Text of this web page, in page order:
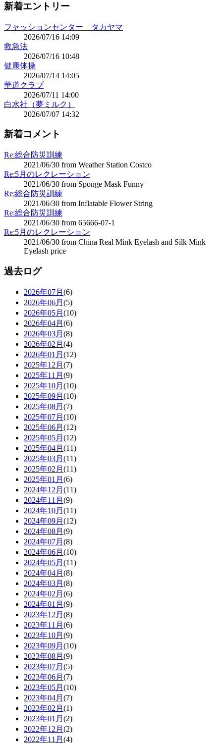
新着エントリー
フャッションセンター タカヤマ
2026/07/16 14:09
救急法
2026/07/16 10:48
健康体操
2026/07/14 14:05
華道クラブ
2026/07/11 14:00
白水社（夢ミルク）
2026/07/07 14:32
新着コメント
Re:総合防災訓練
2021/06/30 from Weather Station Costco
Re:5月のレクレーション
2021/06/30 from Sponge Mask Funny
Re:総合防災訓練
2021/06/30 from Inflatable Flower String
Re:総合防災訓練
2021/06/30 from 65666-07-1
Re:5月のレクレーション
2021/06/30 from China Real Mink Eyelash and Silk Mink
Eyelash price
過去ログ
2026年07月 (6)
2026年06月 (5)
2026年05月 (10)
2026年04月 (6)
2026年03月 (8)
2026年02月 (4)
2026年01月 (12)
2025年12月 (7)
2025年11月 (9)
2025年10月 (10)
2025年09月 (10)
2025年08月 (7)
2025年07月 (10)
2025年06月 (12)
2025年05月 (12)
2025年04月 (11)
2025年03月 (11)
2025年02月 (11)
2025年01月 (6)
2024年12月 (11)
2024年11月 (9)
2024年10月 (11)
2024年09月 (12)
2024年08月 (9)
2024年07月 (8)
2024年06月 (10)
2024年05月 (11)
2024年04月 (8)
2024年03月 (8)
2024年02月 (6)
2024年01月 (9)
2023年12月 (8)
2023年11月 (6)
2023年10月 (9)
2023年09月 (10)
2023年08月 (9)
2023年07月 (5)
2023年06月 (7)
2023年05月 (10)
2023年04月 (7)
2023年02月 (1)
2023年01月 (2)
2022年12月 (2)
2022年11月 (4)